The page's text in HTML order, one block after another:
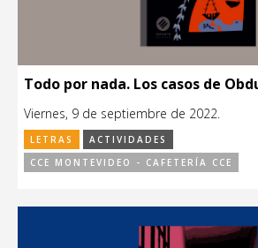
Todo por nada. Los casos de
Viernes, 9 de septiembre de 2022.
LETRAS
ACTIVIDADES
CCE MONTEVIDEO - CAFETERÍA CCE